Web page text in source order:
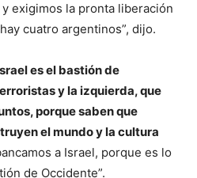
exigimos la pronta liberación
cuatro argentinos”, dijo.
es el bastión de
y la izquierda, que
porque saben que
el mundo y la cultura
a Israel, porque es lo
de Occidente”.